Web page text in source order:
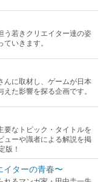
う若きクリエイター達の姿
いきます。
んに取材し、ゲームが日本
た影響を探る企画です。
要なトピック・タイトルを
ューや識者による解説を掲
版！
ターの青春〜